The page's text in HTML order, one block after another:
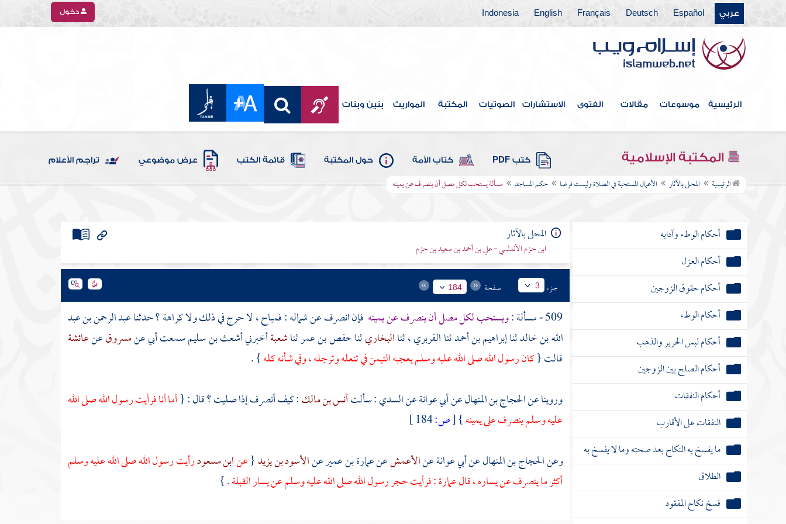
عربي Español
Deutsch
Français
English
Indonesia دخول
الرئيسية موسوعات مقالات الفتوى الاستشارات الصوتيات المكتبة المواريث بنين وبنات
المكتبة الإسلامية كتب PDF كتاب الأمة حول المكتبة قائمة الكتب عرض موضوعي تراجم الأعلام
الرئيسية المحلى بالآثار الأعمال المستحبة في الصلاة وليست فرضا حكم المساجد مسألة يستحب لكل مصل أن ينصرف عن يمينه
كتاب فعل المريض أو الموقوف للقتل أو الحامل
أو المسافر في أموالهم
كتاب الأقضية
كتاب الشهادات
كتاب النكاح
أحكام الإيلاء
كتاب الظهار
أحكام العنين
أحكام الوطء وآدابه
أحكام العزل
أحكام حقوق الزوجين
أحكام الوطء
أحكام لبس الحرير والذهب
أحكام الصلح بين الزوجين
أحكام النفقات
النفقات على الأقارب
ما يفسخ به النكاح بعد صحته وما لا يفسخ به
الطلاق
فسخ نكاح المفقود
المحلى بالآثار
ابن حزم الأندلسي - علي بن أحمد بن سعيد بن حزم
جزء 3 صفحة 184
509 - مسألة : ويستحب لكل مصل أن ينصرف عن يمينه فإن انصرف عن شماله : فمباح ، لا حرج في ذلك ولا كراهة ؟ حدثناعبد الرحمن بن عبد
الله بن خالدثناإبراهيم بن أحمدثناالفربري، ثناالبخاريثناحفص بن عمرثناشعبةأخبرنيأشعث بن سليمسمعت أبي عنمسروقعنعائشة
قالت {كان رسول الله صلى الله عليه وسلم يعجبه التيمن في تنعله وترجله ، وفي شأنه كله} .
وروينا عنالحجاج بن المنهالعنأبي عوانةعنالسدي: سألتأنس بن مالك: كيف أنصرف إذا صليت ؟ قال : {أما أنا فرأيت رسول الله صلى الله
عليه وسلم ينصرف على يمينه}
[ص:
وعنالحجاج بن المنهالعنأبي عوانةعنالأعمشعنعمارة بن عميرعنالأسود بن يزيد{عنابن مسعودرأيت رسول الله صلى الله عليه وسلم
أكثر ما ينصرف عن يساره ، قالعمارة: فرأيت حجر رسول الله صلى الله عليه وسلم عن يسار القبلة .}